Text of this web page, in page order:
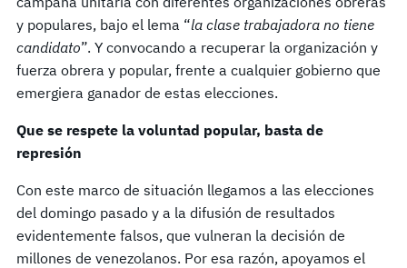
y populares, bajo el lema “la clase trabajadora no tiene
candidato”. Y convocando a recuperar la organización y
fuerza obrera y popular, frente a cualquier gobierno que
emergiera ganador de estas elecciones.
Que se respete la voluntad popular, basta de
represión
Con este marco de situación llegamos a las elecciones
del domingo pasado y a la difusión de resultados
evidentemente falsos, que vulneran la decisión de
millones de venezolanos. Por esa razón, apoyamos el